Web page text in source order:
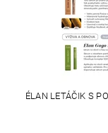
ÉLAN LETÁČIK S